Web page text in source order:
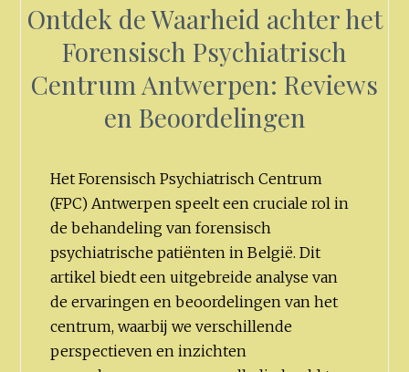
Ontdek de Waarheid achter het
Forensisch Psychiatrisch
Centrum Antwerpen: Reviews
en Beoordelingen
Het Forensisch Psychiatrisch Centrum
(FPC) Antwerpen speelt een cruciale rol in
de behandeling van forensisch
psychiatrische patiënten in België. Dit
artikel biedt een uitgebreide analyse van
de ervaringen en beoordelingen van het
centrum, waarbij we verschillende
perspectieven en inzichten